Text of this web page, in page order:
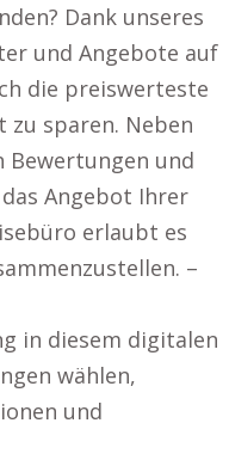
Dank unseres
und Angebote auf
die preiswerteste
sparen. Neben
Bewertungen und
Angebot Ihrer
erlaubt es
–
in diesem digitalen
wählen,
und